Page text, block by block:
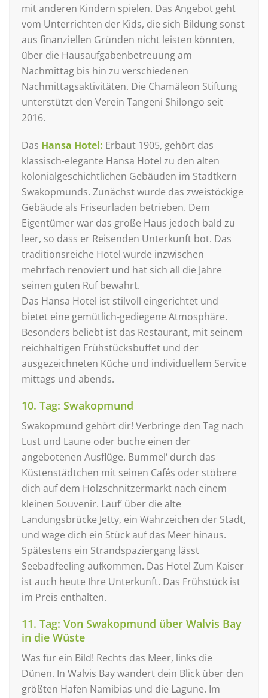
mit anderen Kindern spielen. Das Angebot geht
vom Unterrichten der Kids, die sich Bildung sonst
aus finanziellen Gründen nicht leisten könnten,
über die Hausaufgabenbetreuung am
Nachmittag bis hin zu verschiedenen
Nachmittagsaktivitäten. Die Chamäleon Stiftung
unterstützt den Verein Tangeni Shilongo seit
2016.
Das Hansa Hotel: Erbaut 1905, gehört das
klassisch-elegante Hansa Hotel zu den alten
kolonialgeschichtlichen Gebäuden im Stadtkern
Swakopmunds. Zunächst wurde das zweistöckige
Gebäude als Friseurladen betrieben. Dem
Eigentümer war das große Haus jedoch bald zu
leer, so dass er Reisenden Unterkunft bot. Das
traditionsreiche Hotel wurde inzwischen
mehrfach renoviert und hat sich all die Jahre
seinen guten Ruf bewahrt.
Das Hansa Hotel ist stilvoll eingerichtet und
bietet eine gemütlich-gediegene Atmosphäre.
Besonders beliebt ist das Restaurant, mit seinem
reichhaltigen Frühstücksbuffet und der
ausgezeichneten Küche und individuellem Service
mittags und abends.
10. Tag: Swakopmund
Swakopmund gehört dir! Verbringe den Tag nach
Lust und Laune oder buche einen der
angebotenen Ausflüge. Bummel‘ durch das
Küstenstädtchen mit seinen Cafés oder stöbere
dich auf dem Holzschnitzermarkt nach einem
kleinen Souvenir. Lauf‘ über die alte
Landungsbrücke Jetty, ein Wahrzeichen der Stadt,
und wage dich ein Stück auf das Meer hinaus.
Spätestens ein Strandspaziergang lässt
Seebadfeeling aufkommen. Das Hotel Zum Kaiser
ist auch heute Ihre Unterkunft. Das Frühstück ist
im Preis enthalten.
11. Tag: Von Swakopmund über Walvis Bay
in die Wüste
Was für ein Bild! Rechts das Meer, links die
Dünen. In Walvis Bay wandert dein Blick über den
größten Hafen Namibias und die Lagune. Im